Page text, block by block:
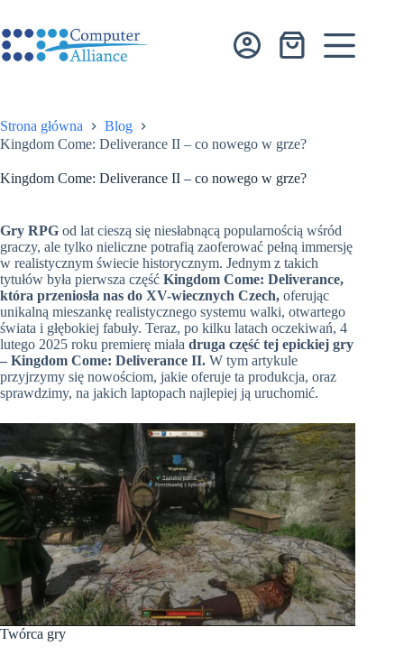
treści
Koszyk
Strona główna
Blog
Kingdom Come: Deliverance II – co nowego w grze?
Kingdom Come: Deliverance II – co nowego w grze?
Gry RPG od lat cieszą się niesłabnącą popularnością wśród
graczy, ale tylko nieliczne potrafią zaoferować pełną immersję
w realistycznym świecie historycznym. Jednym z takich
tytułów była pierwsza część Kingdom Come: Deliverance,
która przeniosła nas do XV-wiecznych Czech, oferując
unikalną mieszankę realistycznego systemu walki, otwartego
świata i głębokiej fabuły. Teraz, po kilku latach oczekiwań, 4
lutego 2025 roku premierę miała druga część tej epickiej gry
– Kingdom Come: Deliverance II. W tym artykule
przyjrzymy się nowościom, jakie oferuje ta produkcja, oraz
sprawdzimy, na jakich laptopach najlepiej ją uruchomić.
Twórca gry